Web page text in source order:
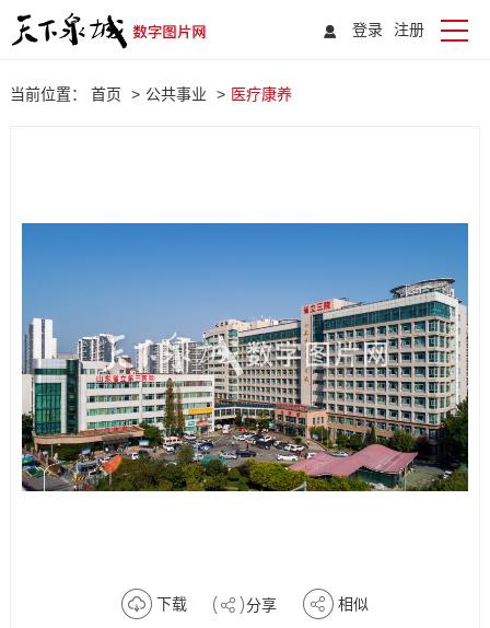
登录 注册
当前位置： 首页 > 公共事业 > 医疗康养
下载 分享 相似